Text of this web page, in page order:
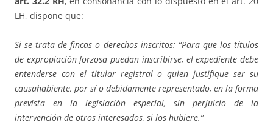
LH, dispone que:
Si se trata de fincas o derechos inscritos: “Para que los títulos
de expropiación forzosa puedan inscribirse, el expediente debe
entenderse con el titular registral o quien justifique ser su
causahabiente, por sí o debidamente representado, en la forma
prevista en la legislación especial, sin perjuicio de la
intervención de otros interesados, si los hubiere.”